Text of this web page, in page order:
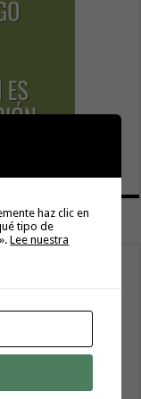
islas
progreso de La
haz clic en
tipo de
Lee nuestra